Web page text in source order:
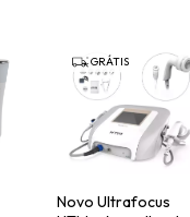
GRÁTIS
Novo Ultrafocus